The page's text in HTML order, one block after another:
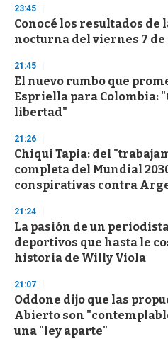
s
e
c
o
d
s
23:45
Conocé los resultados de
nocturna del viernes 7 de
21:45
El nuevo rumbo que
Espriella para Colombia:
libertad"
21:26
Chiqui Tapia: del
completa del Mundial
conspirativas contra
21:24
La pasión de un
deportivos que hasta le
historia de Willy Viola
21:07
Oddone dijo que las
Abierto son
una "ley aparte"